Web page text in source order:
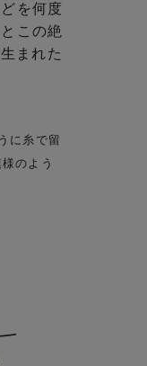
を何度
この絶
まれた
に糸で留
のよう